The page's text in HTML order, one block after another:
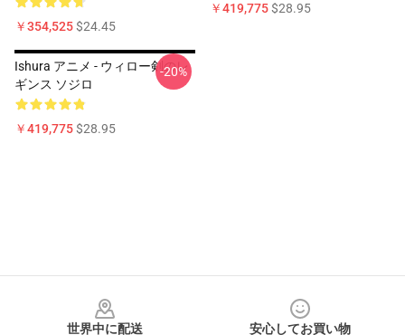
￥354,525$24.45
￥419,775$28.95
Ishura アニメ - ウィロー剣のレ
ギンス ソジロ
￥419,775$28.95
-20%
世界中に配送
安心してお買い物